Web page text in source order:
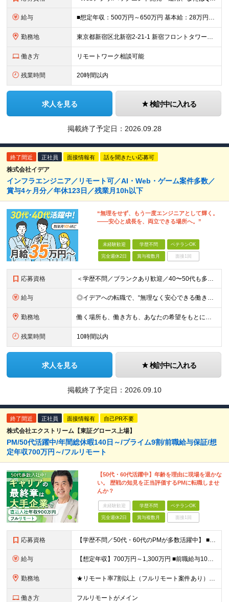
給与 ■想定年収：500万円～650万円 基本給：28万円～35万円（経験・能力により決定、上限応相談） 残業代：1分単位で別途支給 昇給：年2回（4月・10月） 賞与：年2回（6月・12月） ■試用期間
勤務地 東京都新宿区北新宿2-21-1 新宿フロントタワー（18階受付） (変更の範囲)上記を除く当社関連勤務地
働き方 リモートワーク相談可能
残業時間 20時間以内
求人を見る 検討中に入れる
掲載終了予定日： 2026.09.28
終了間近 正社員 面接情報有 話を聞きたい応募可
株式会社イデア
インフラエンジニア／リモート可／AI・Web・ゲーム案件多数／
賞与4ヶ月分／年休123日／残業月10h以下
“無理をせず、もう一度エンジニアとして輝く。
――安心と成長を、両立できる場所へ。”
未経験歓迎 学歴不問 ベテランOK
完全週休2日 賞与複数月 面接1回
応募資格 ＜学歴不問／ブランクあり歓迎／40〜50代も多数活躍中＞ ■システム開発・インフラ構築など、いずれかの実務経験をお持ちの方 （開発・運用・保守・設計など、フェーズ・年数は問いません） ◎ブランクの
給与 ◎イデアへの転職で、“無理なく安心できる働き方”を。 月給35万円〜＋賞与年2回（前年度実績4ヶ月分） ★経験・スキル・年齢をしっかり考慮し決定します ★時間外手当は全額支給 ★試用期間6ヵ月（雇用
勤務地 働く場所も、働き方も、あなたの希望をもとに決めていきます。 本社のある静岡を中心に、関東・東海エリアで多彩なプロジェクトを展開中。 在宅・出社・リモート併用など、ライフスタイルに合わせて選べます。
残業時間 10時間以内
求人を見る 検討中に入れる
掲載終了予定日： 2026.09.10
終了間近 正社員 面接情報有 自己PR不要
株式会社エクストリーム【東証グロース上場】
PM/50代活躍中/年間総休暇140日～/プライム9割/前職給与保証/想
定年収700万円～/フルリモート
【50代・60代活躍中】年齢を理由に現場を退かな
い。 歴戦の知見を正当評価するPMに転職しませ
んか？
未経験歓迎 学歴不問 ベテランOK
完全週休2日 賞与複数月 面接1回
応募資格 【学歴不問／50代・60代のPMが多数活躍中】 ■学歴不問 ■プロジェクト管理経験 ■PM、PLの実務経験（年数不問） ■上流工程（要件定義～テスト）の経験（年数不問） 【こんな方に特におすすめで
給与 【想定年収】700万円～1,300万円 ■前職給与100%保証 月給45万円～75万円 ＋ 賞与年2回（支給実績：3ヶ月分） ※給与には固定残業代(14万1000円～／見込み時間外労働15h～)を含
勤務地 ★リモート率7割以上（フルリモート案件あり） ★地方からの上京歓迎（北海道出身の方も活躍中◎） ★引っ越し支援金あり！ 1都3県(東京都23区内9割)、大阪、名古屋市のプロジェクト先での勤務となりま
働き方 フルリモートがメイン